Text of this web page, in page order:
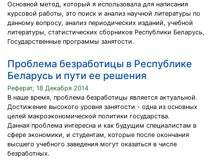
Основной метод, который я использовала для написания
курсовой работы, это поиск и анализ научной литературы по
данному вопросу, анализ периодических изданий, учебной
литературы, статистических сборников Республики Беларусь,
Государственные программы занятости.
Проблема безработицы в Республике
Беларусь и пути ее решения
Реферат, 18 Декабря 2014
В наше время, проблема безработицы является актуальной.
Достижение высокого уровня занятости - одна из основных
целей макроэкономической политики государства.
Данная проблема интересна и как будущим специалистам в
сфере экономики, и студентам, которые после окончания
высшего учебного заведения могут оказаться в числе
безработных.